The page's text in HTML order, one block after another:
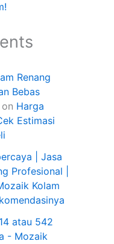
Renang
Bebas
on Harga
Estimasi
| Jasa
Profesional |
Kolam
atau 542
- Mozaik